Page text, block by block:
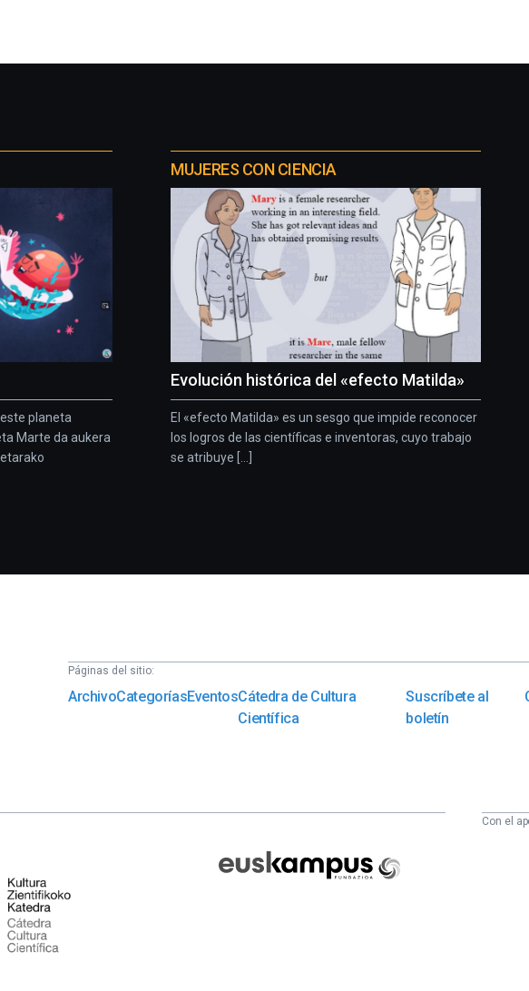
planeta
Marte da aukera
MUJERES CON CIENCIA
Evolución histórica del «efecto Matilda»
El «efecto Matilda» es un sesgo que impide reconocer
los logros de las científicas e inventoras, cuyo trabajo
se atribuye [...]
Páginas del sitio:
ArchivoCategoríasEventosCátedra de Cultura
Científica
Suscríbete al
boletín
Fundazioa
Con el